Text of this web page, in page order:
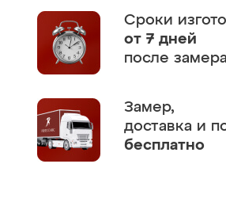
Сроки
от 7 дней
после замера
Замер,
доставка и
бесплатно